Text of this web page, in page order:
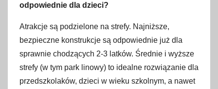
odpowiednie dla dzieci?
Atrakcje są podzielone na strefy. Najniższe,
bezpieczne konstrukcje są odpowiednie już dla
sprawnie chodzących 2-3 latków. Średnie i wyższe
strefy (w tym park linowy) to idealne rozwiązanie dla
przedszkolaków, dzieci w wieku szkolnym, a nawet